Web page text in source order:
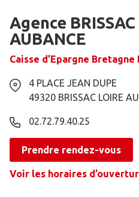
Agence BRISSAC
AUBANCE
Caisse d’Epargne Bretagne
4 PLACE JEAN DUPE
49320 BRISSAC LOIRE
02.72.79.40.25
Prendre rendez-vous
Voir les horaires